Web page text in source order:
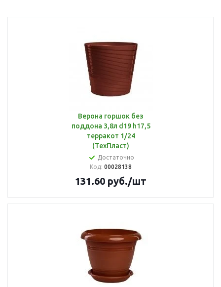
Верона горшок без
поддона 3,8л d19 h17,5
терракот 1/24
(ТехПласт)
Достаточно
Код: 00028138
131.60 руб./шт